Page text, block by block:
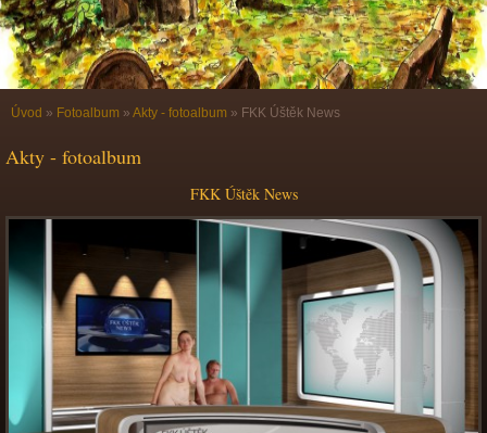
Úvod » Fotoalbum » Akty - fotoalbum » FKK Úštěk News
Akty - fotoalbum
FKK Úštěk News